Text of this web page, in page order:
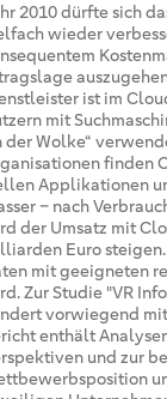
2010 dürfte sich
wieder
ist im
mit
der Wolke“
finden
Applikationen
– nach
der Umsatz mit
Euro
mit geeigneten
Zur Studie "VR
vorwiegend
enthält
und zur